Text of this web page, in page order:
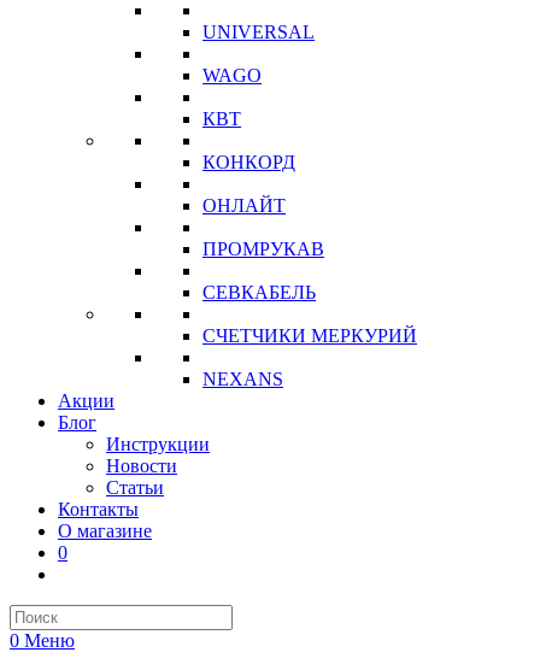
UNIVERSAL
WAGO
КВТ
КОНКОРД
ОНЛАЙТ
ПРОМРУКАВ
СЕВКАБЕЛЬ
СЧЕТЧИКИ МЕРКУРИЙ
NEXANS
Акции
Блог
Инструкции
Новости
Статьи
Контакты
О магазине
0
0 Меню